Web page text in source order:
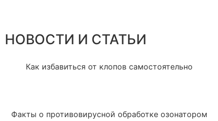
НОВОСТИ И СТАТЬИ
Как избавиться от клопов самостоятельно
Факты о противовирусной обработке озонатором